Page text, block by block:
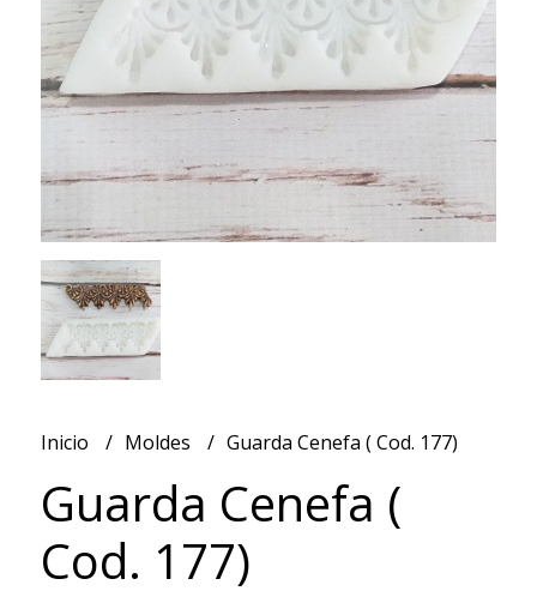
Inicio Moldes Guarda Cenefa ( Cod. 177)
Guarda Cenefa (
Cod. 177)